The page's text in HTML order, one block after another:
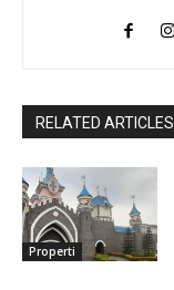
RELATED ARTICLES
Properti